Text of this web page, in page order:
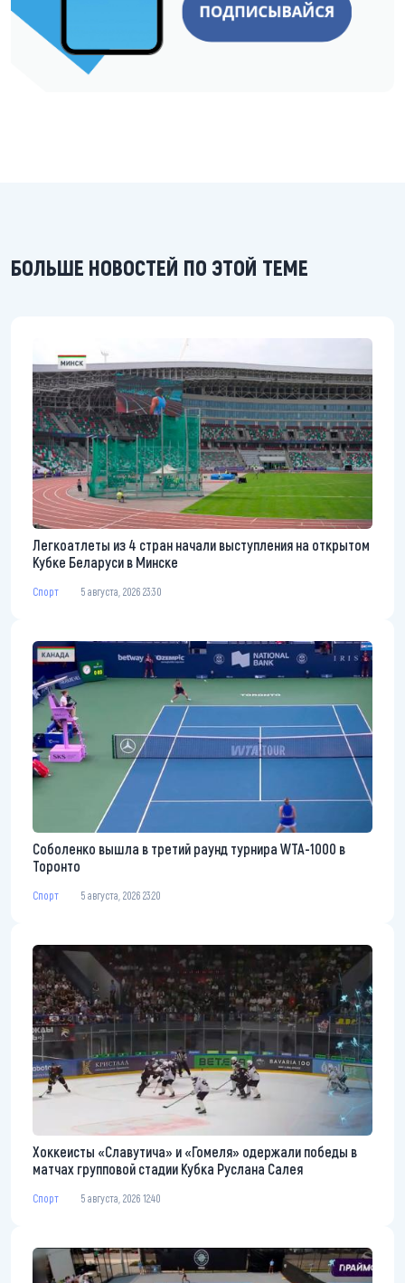
БОЛЬШЕ НОВОСТЕЙ ПО ЭТОЙ ТЕМЕ
Легкоатлеты из 4 стран начали выступления на открытом
Кубке Беларуси в Минске
Спорт 5 августа, 2026 23:30
Соболенко вышла в третий раунд турнира WTA-1000 в
Торонто
Спорт 5 августа, 2026 23:20
Хоккеисты «Славутича» и «Гомеля» одержали победы в
матчах групповой стадии Кубка Руслана Салея
Спорт 5 августа, 2026 12:40